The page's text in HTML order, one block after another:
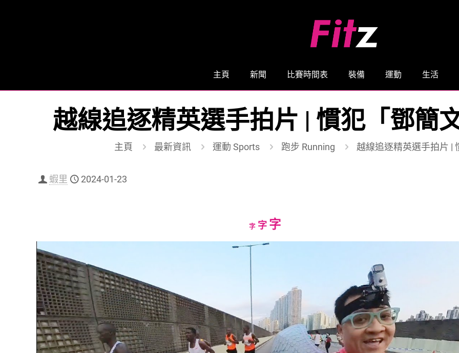
主頁 新聞 比賽時間表 裝備 運動 生活
越線追逐精英選手拍片 | 慣犯「鄧簡
主頁 最新資訊 運動 Sports 跑步 Running 越線追逐精英選手拍片 |
蝦里 2024-01-23
字Decrease
字Reset
字Increase
font